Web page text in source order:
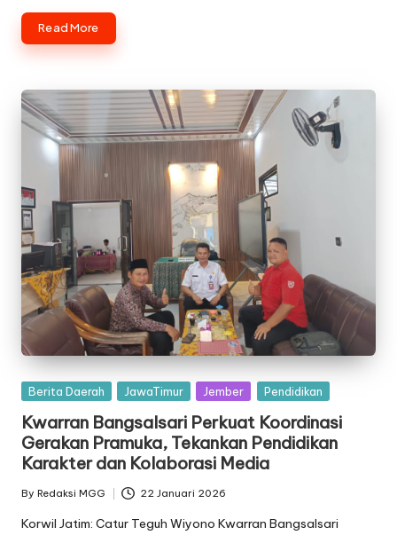
Read More
Posted
Berita Daerah JawaTimur Jember Pendidikan
Kwarran Bangsalsari Perkuat Koordinasi
Gerakan Pramuka, Tekankan Pendidikan
Karakter dan Kolaborasi Media
Posted
by
By Redaksi MGG 22 Januari 2026
Korwil Jatim: Catur Teguh Wiyono Kwarran Bangsalsari